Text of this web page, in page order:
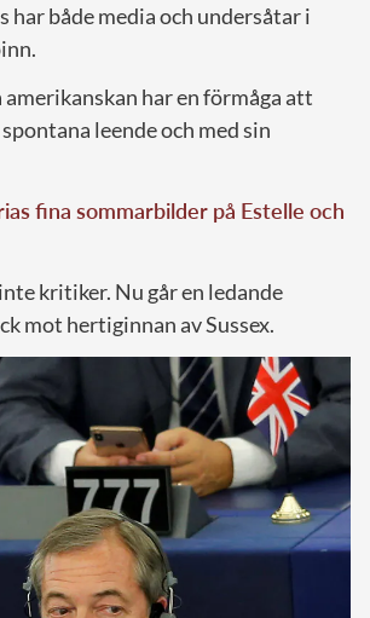
har både media och undersåtar i
har en förmåga att
leende och med sin
fina sommarbilder på Estelle och
kritiker. Nu går en ledande
mot hertiginnan av Sussex.